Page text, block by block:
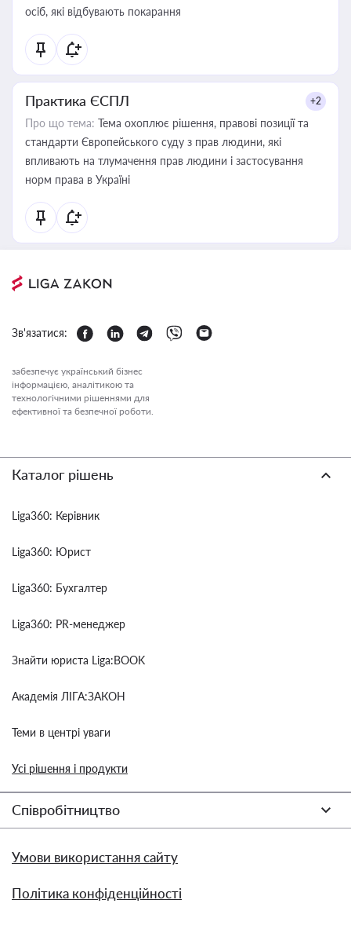
осіб, які відбувають покарання
Практика ЄСПЛ +2
Про що тема: Тема охоплює рішення, правові позиції та
стандарти Європейського суду з прав людини, які
впливають на тлумачення прав людини і застосування
норм права в Україні
Зв'язатися:
забезпечує український бізнес
інформацією, аналітикою та
технологічними рішеннями для
ефективної та безпечної роботи.
Каталог рішень
Liga360: Керівник
Liga360: Юрист
Liga360: Бухгалтер
Liga360: PR-менеджер
Знайти юриста Liga:BOOK
Академія ЛІГА:ЗАКОН
Теми в центрі уваги
Усі рішення і продукти
Співробітництво
Умови використання сайту
Політика конфіденційності